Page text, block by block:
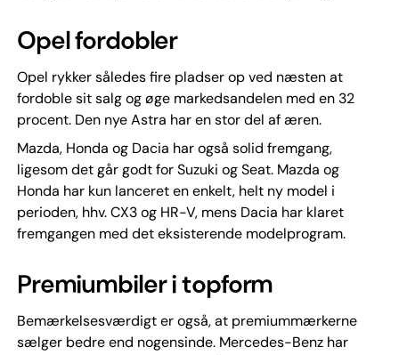
Opel fordobler
Opel rykker således fire pladser op ved næsten at
fordoble sit salg og øge markedsandelen med en 32
procent. Den nye Astra har en stor del af æren.
Mazda, Honda og Dacia har også solid fremgang,
ligesom det går godt for Suzuki og Seat. Mazda og
Honda har kun lanceret en enkelt, helt ny model i
perioden, hhv. CX3 og HR-V, mens Dacia har klaret
fremgangen med det eksisterende modelprogram.
Premiumbiler i topform
Bemærkelsesværdigt er også, at premiummærkerne
sælger bedre end nogensinde. Mercedes-Benz har